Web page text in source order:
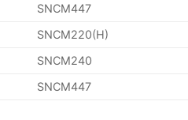
SNCM447
SNCM220(H)
SNCM240
SNCM447